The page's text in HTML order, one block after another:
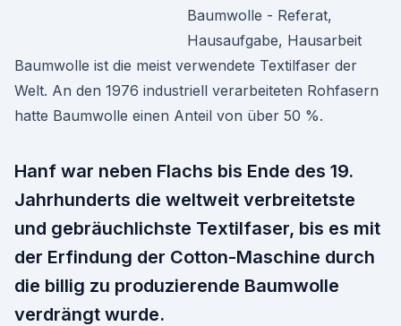
Baumwolle - Referat,
Hausaufgabe, Hausarbeit
Baumwolle ist die meist verwendete Textilfaser der
Welt. An den 1976 industriell verarbeiteten Rohfasern
hatte Baumwolle einen Anteil von über 50 %.
Hanf war neben Flachs bis Ende des 19.
Jahrhunderts die weltweit verbreitetste
und gebräuchlichste Textilfaser, bis es mit
der Erfindung der Cotton-Maschine durch
die billig zu produzierende Baumwolle
verdrängt wurde.